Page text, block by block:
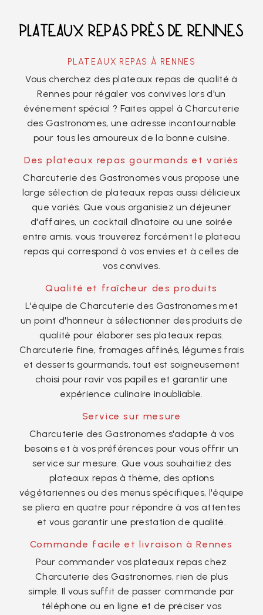
PLATEAUX REPAS PRÈS DE RENNES
PLATEAUX REPAS À RENNES
Vous cherchez des plateaux repas de qualité à
Rennes pour régaler vos convives lors d'un
événement spécial ? Faites appel à Charcuterie
des Gastronomes, une adresse incontournable
pour tous les amoureux de la bonne cuisine.
Des plateaux repas gourmands et variés
Charcuterie des Gastronomes vous propose une
large sélection de plateaux repas aussi délicieux
que variés. Que vous organisiez un déjeuner
d'affaires, un cocktail dînatoire ou une soirée
entre amis, vous trouverez forcément le plateau
repas qui correspond à vos envies et à celles de
vos convives.
Qualité et fraîcheur des produits
L'équipe de Charcuterie des Gastronomes met
un point d'honneur à sélectionner des produits de
qualité pour élaborer ses plateaux repas.
Charcuterie fine, fromages affinés, légumes frais
et desserts gourmands, tout est soigneusement
choisi pour ravir vos papilles et garantir une
expérience culinaire inoubliable.
Service sur mesure
Charcuterie des Gastronomes s'adapte à vos
besoins et à vos préférences pour vous offrir un
service sur mesure. Que vous souhaitiez des
plateaux repas à thème, des options
végétariennes ou des menus spécifiques, l'équipe
se pliera en quatre pour répondre à vos attentes
et vous garantir une prestation de qualité.
Commande facile et livraison à Rennes
Pour commander vos plateaux repas chez
Charcuterie des Gastronomes, rien de plus
simple. Il vous suffit de passer commande par
téléphone ou en ligne et de préciser vos